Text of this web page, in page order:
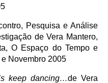
Pesquisa e Análise
de Vera Mantero,
O Espaço do Tempo e
Novembro 2005
keep dancing…de Vera